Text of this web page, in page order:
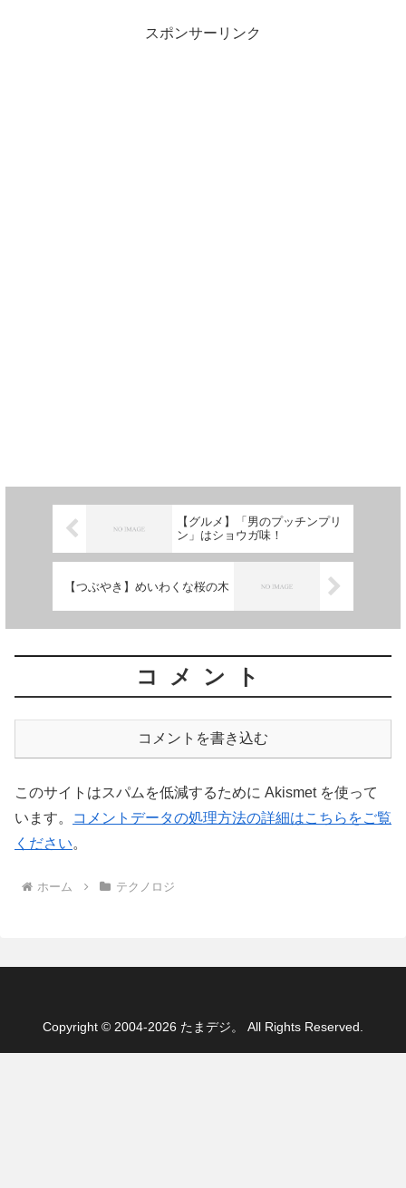
スポンサーリンク
【グルメ】「男のプッチンプリ
ン」はショウガ味！
【つぶやき】めいわくな桜の木
コメント
コメントを書き込む
このサイトはスパムを低減するために Akismet を使って
います。
コメントデータの処理方法の詳細はこちらをご覧
ください。
ホーム テクノロジ
Copyright © 2004-2026 たまデジ。 All Rights Reserved.